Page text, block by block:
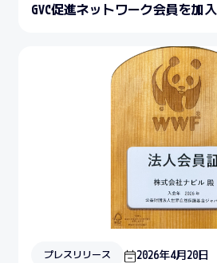
GVC促進ネットワーク会員を加入
プレスリリース 2026年4月20日